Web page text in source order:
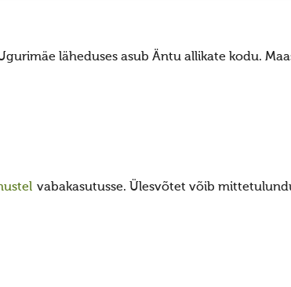
läheduses asub Äntu allikate kodu.
vabakasutusse. Ülesvõtet võib